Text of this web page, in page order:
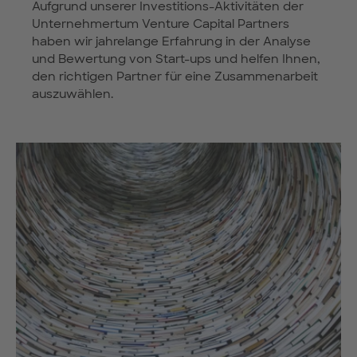
Aufgrund unserer Investitions-Aktivitäten der
Unternehmertum Venture Capital Partners
haben wir jahrelange Erfahrung in der Analyse
und Bewertung von Start-ups und helfen Ihnen,
den richtigen Partner für eine Zusammenarbeit
auszuwählen.